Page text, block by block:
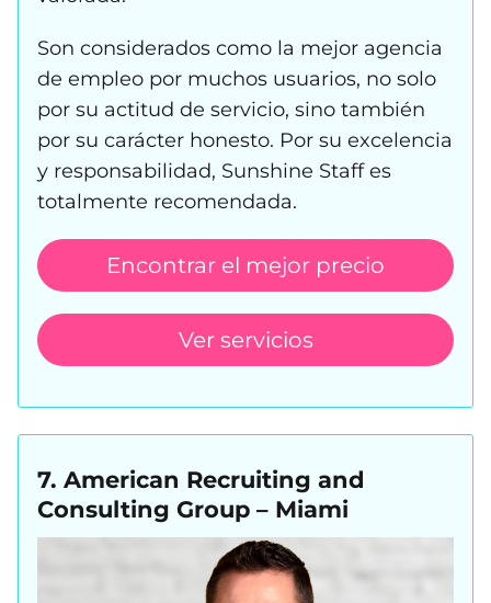
Son considerados como la mejor agencia
de empleo por muchos usuarios, no solo
por su actitud de servicio, sino también
por su carácter honesto. Por su excelencia
y responsabilidad, Sunshine Staff es
totalmente recomendada.
Encontrar el mejor precio
Ver servicios
7. American Recruiting and
Consulting Group – Miami